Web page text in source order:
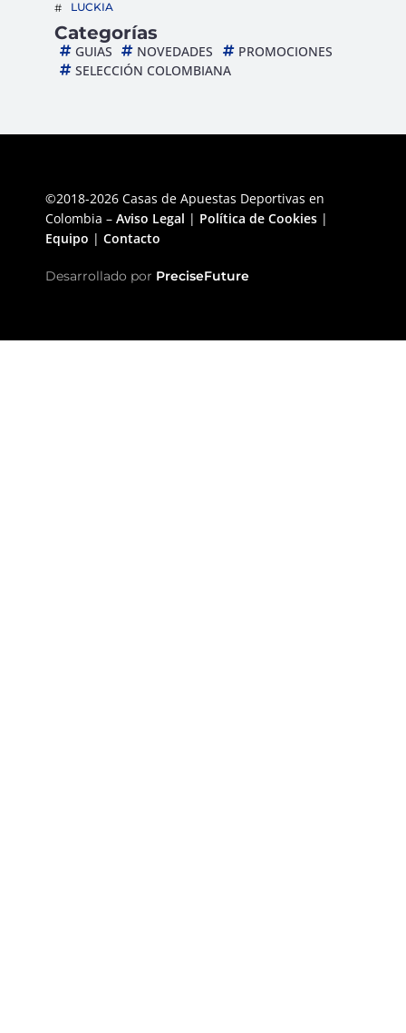
LUCKIA
Categorías
GUIAS NOVEDADES
PROMOCIONES
SELECCIÓN COLOMBIANA
©2018-2026 Casas de Apuestas Deportivas en
Colombia – Aviso Legal | Política de Cookies |
Equipo | Contacto
Desarrollado por PreciseFuture